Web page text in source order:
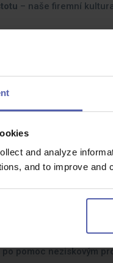
and analyze
and to improve
– naše firemní
Víme, že práce se
na odpočinek i rodinu.
připojištění.Jde nám o
formalita — jsou
kurzů a školení.U nás
všem legislativním
a kurzy.
mají nejen
odpovědnosti.
pomoc neziskovým